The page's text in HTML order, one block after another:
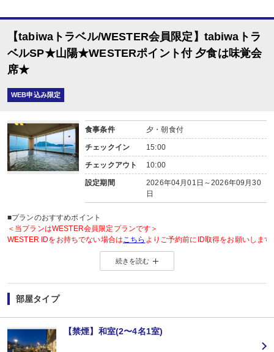
【tabiwaトラベル/WESTER会員限定】tabiwaトラ
ベルSP★山陽★WESTERポイント付 夕食は味覚会
席★
WEB申込み限定
食事条件 夕・朝食付
チェックイン 15:00
チェックアウト 10:00
設定期間
2026年04月01日～2026年09月30
日
■プランのおすすめポイント
＜当プランはWESTER会員限定プランです＞
WESTER IDをお持ちでない場合はこちら よりご予約前にID取得をお願いします
◆WESTER会員様に「もらってうれしい」WESTERポイント2倍◆
＜WESTERポイントについて＞
旅行プラン利用分のWESTERポイント(通常)と同数分のWESTERポイント(期
WESTERポイント(期間・用途限定)は、ご旅行出発月の翌々月初旬の付与(予
WESTERポイントの後付けはできません。
旅行プランをお申し込み後、予約内容変更・人数変更・キャンセルされた場合
おとな・こども共、有料人員の方がポイント対象です。（添寝幼児は対象外）
続きを読む
部屋タイプ
【禁煙】和室(2〜4名1室)